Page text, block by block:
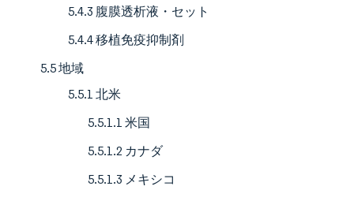
5.4.3 腹膜透析液・セット
5.4.4 移植免疫抑制剤
5.5 地域
5.5.1 北米
5.5.1.1 米国
5.5.1.2 カナダ
5.5.1.3 メキシコ